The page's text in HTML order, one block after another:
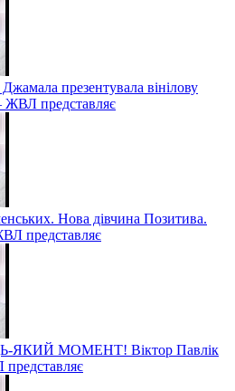
презентувала вінілову
ЖВЛ представляє
Нова дівчина Позитива.
представляє
МОМЕНТ! Віктор Павлік